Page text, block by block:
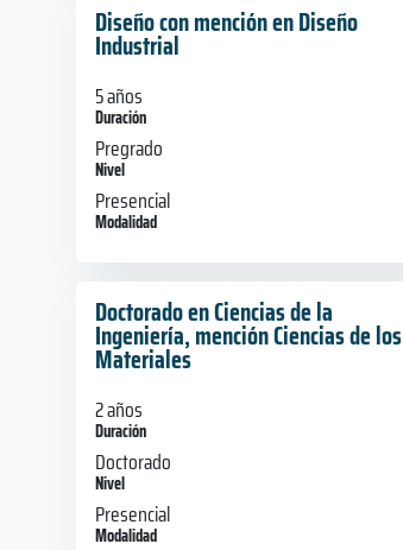
Diseño con mención en Diseño
Industrial
5 años
Duración
Pregrado
Nivel
Presencial
Modalidad
Doctorado en Ciencias de la
Ingeniería, mención Ciencias de los
Materiales
2 años
Duración
Doctorado
Nivel
Presencial
Modalidad